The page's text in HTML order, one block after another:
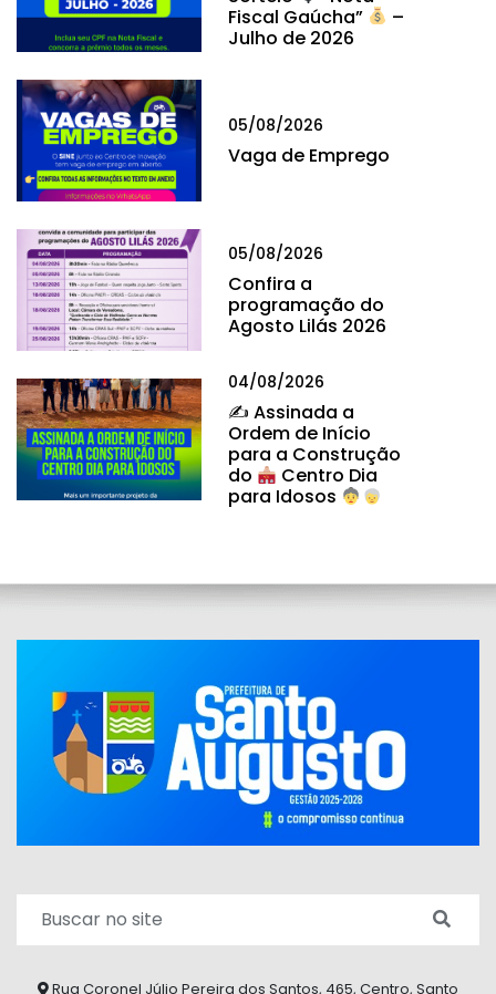
Fiscal Gaúcha”
–
Julho de 2026
05/08/2026
Vaga de Emprego
05/08/2026
Confira a
programação do
Agosto Lilás 2026
04/08/2026
✍ Assinada a
Ordem de Início
para a Construção
do
Centro Dia
para Idosos
Rua Coronel Júlio Pereira dos Santos, 465, Centro, Santo